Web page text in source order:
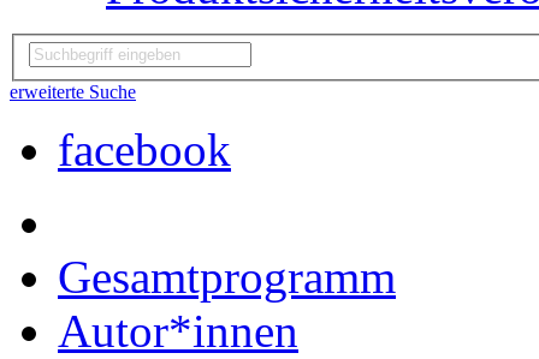
erweiterte Suche
facebook
Gesamtprogramm
Autor*innen